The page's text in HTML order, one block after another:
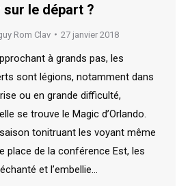
sur le départ ?
Rom Clav 27 janvier 2018
à grands pas, les
sont légions, notamment dans
ou en grande difficulté,
se trouve le Magic d’Orlando.
tonitruant les voyant même
place de la conférence Est, les
et l’embellie…